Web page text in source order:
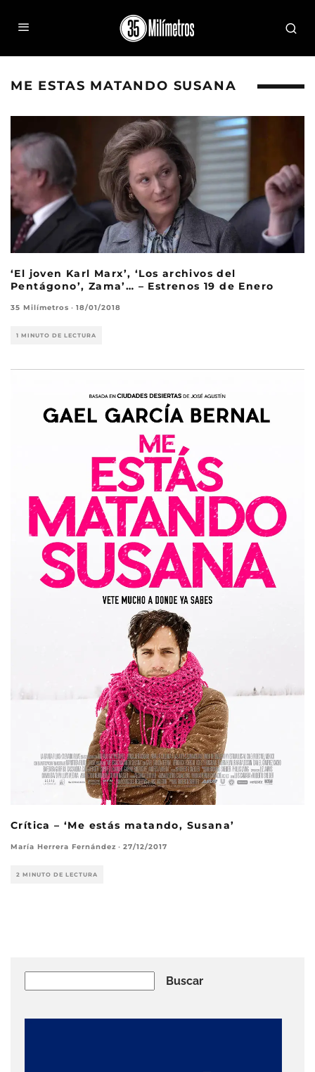
ME ESTAS MATANDO SUSANA
‘El joven Karl Marx’, ‘Los archivos del
Pentágono’, Zama’… – Estrenos 19 de Enero
35 Milímetros · 18/01/2018
1 MINUTO DE LECTURA
Crítica – ‘Me estás matando, Susana’
María Herrera Fernández · 27/12/2017
2 MINUTO DE LECTURA
Buscar